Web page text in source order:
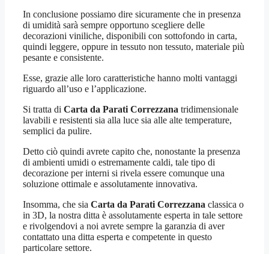
In conclusione possiamo dire sicuramente che in presenza
di umidità sarà sempre opportuno scegliere delle
decorazioni viniliche, disponibili con sottofondo in carta,
quindi leggere, oppure in tessuto non tessuto, materiale più
pesante e consistente.
Esse, grazie alle loro caratteristiche hanno molti vantaggi
riguardo all’uso e l’applicazione.
Si tratta di Carta da Parati Correzzana tridimensionale
lavabili e resistenti sia alla luce sia alle alte temperature,
semplici da pulire.
Detto ciò quindi avrete capito che, nonostante la presenza
di ambienti umidi o estremamente caldi, tale tipo di
decorazione per interni si rivela essere comunque una
soluzione ottimale e assolutamente innovativa.
Insomma, che sia Carta da Parati Correzzana classica o
in 3D, la nostra ditta è assolutamente esperta in tale settore
e rivolgendovi a noi avrete sempre la garanzia di aver
contattato una ditta esperta e competente in questo
particolare settore.